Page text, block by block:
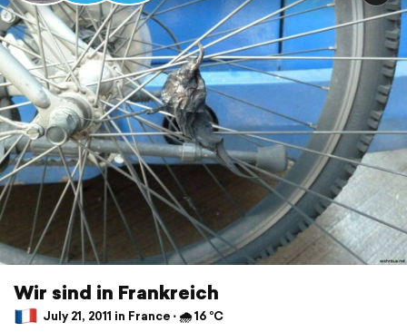
Wir sind in Frankreich
July 21, 2011 in France ⋅ 🌧 16 °C